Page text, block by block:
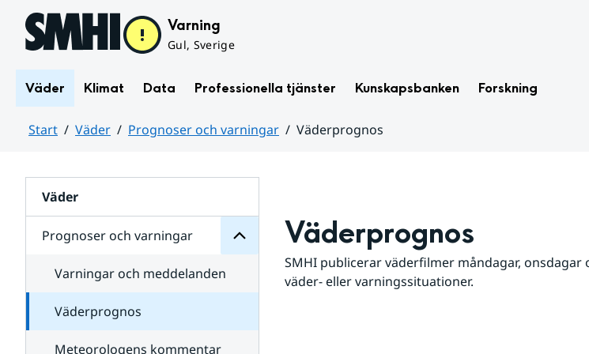
Hoppa till sidans innehåll Varning
Gul, Sverige
Väder Klimat Data Professionella tjänster Kunskapsbanken Forskning
Start Väder Prognoser och varningar
Väderprognos
Väder
Prognoser och varningar
för
varningar
Varningar och meddelanden
Väderprognos
Meteorologens kommentar
Väderprognos
SMHI publicerar väderfilmer måndagar, onsdagar
väder- eller varningssituationer.